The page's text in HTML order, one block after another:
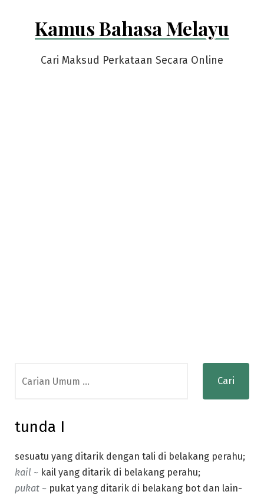
Kamus Bahasa Melayu
Cari Maksud Perkataan Secara Online
for:
tunda I
sesuatu yang ditarik dengan tali di belakang perahu;
kail ~ kail yang ditarik di belakang perahu;
pukat ~ pukat yang ditarik di belakang bot dan lain-